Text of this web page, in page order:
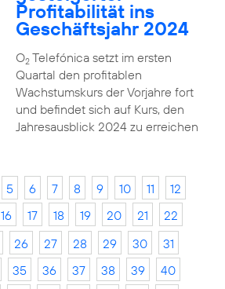
Profitabilität ins
Geschäftsjahr 2024
O2Telefónica setzt im ersten
Quartal den profitablen
Wachstumskurs der Vorjahre fort
und befindet sich auf Kurs, den
Jahresausblick 2024 zu erreichen
5 6 7 8 9 10 11
12
16 17 18 19 20 21
22
26 27 28 29 30
31
35 36 37 38 39
40